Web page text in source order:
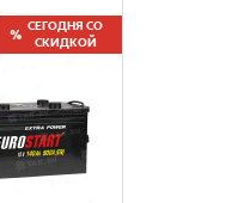
СЕГОДНЯ СО
СКИДКОЙ